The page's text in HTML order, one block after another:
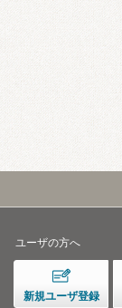
ユーザの方へ
新規ユーザ登録